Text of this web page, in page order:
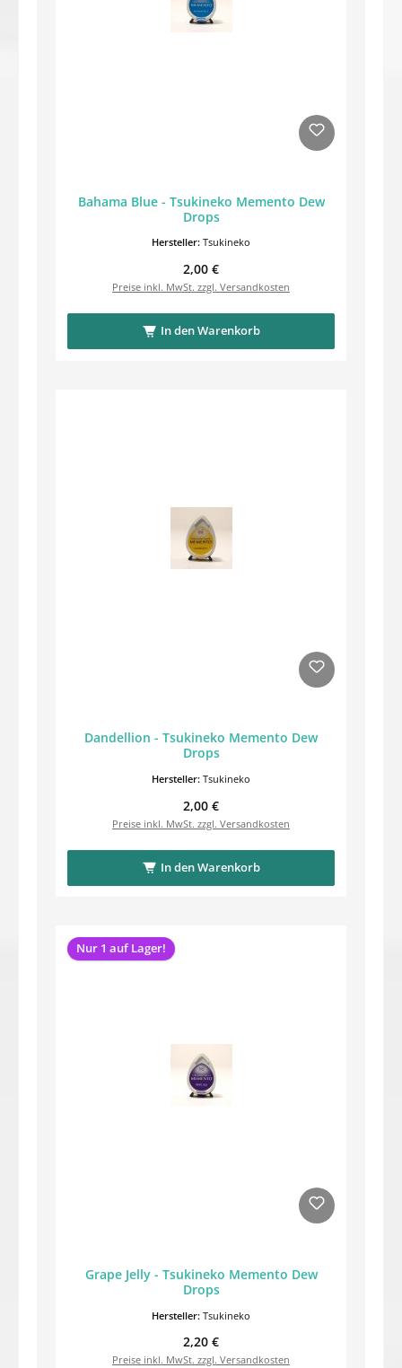
Bahama Blue - Tsukineko Memento Dew
Drops
Hersteller: Tsukineko
Regulärer Preis:
2,00 €
Preise inkl. MwSt. zzgl. Versandkosten
In den Warenkorb
Dandellion - Tsukineko Memento Dew
Drops
Hersteller: Tsukineko
Regulärer Preis:
2,00 €
Preise inkl. MwSt. zzgl. Versandkosten
In den Warenkorb
Nur 1 auf Lager!
Grape Jelly - Tsukineko Memento Dew
Drops
Hersteller: Tsukineko
Regulärer Preis:
2,20 €
Preise inkl. MwSt. zzgl. Versandkosten